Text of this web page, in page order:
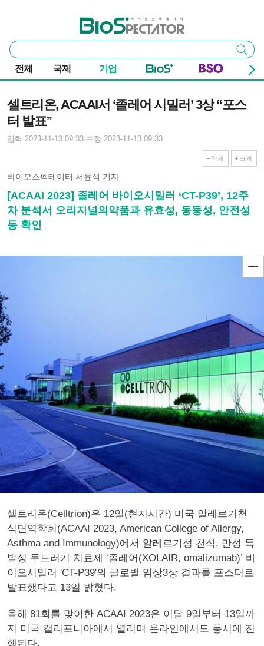
바이오스펙테이터
통
합
검
색
검색
전체 국제 기업
셀트리온, ACAAI서 ‘졸레어 시밀러’ 3상 “포스
터 발표”
입력 2023-11-13 09:33 수정 2023-11-13 09:33
작게 크게
바이오스펙테이터 서윤석 기자
[ACAAI 2023] 졸레어 바이오시밀러 ‘CT-P39’, 12주
차 분석서 오리지널의약품과 유효성, 동등성, 안전성
등 확인
셀트리온(Celltrion)은 12일(현지시간) 미국 알레르기천
식면역학회(ACAAI 2023, American College of Allergy,
Asthma and Immunology)에서 알레르기성 천식, 만성 특
발성 두드러기 치료제 ‘졸레어(XOLAIR, omalizumab)’ 바
이오시밀러 'CT-P39'의 글로벌 임상3상 결과를 포스터로
발표했다고 13일 밝혔다.
올해 81회를 맞이한 ACAAI 2023은 이달 9일부터 13일까
지 미국 캘리포니아에서 열리며 온라인에서도 동시에 진
행된다.